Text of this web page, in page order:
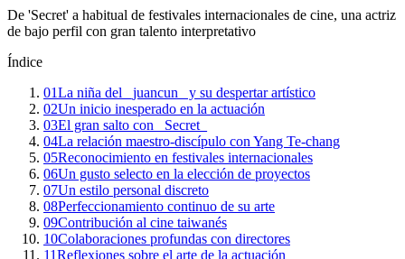
De 'Secret' a habitual de festivales internacionales de cine, una actriz
de bajo perfil con gran talento interpretativo
Índice
01La niña del _juancun_ y su despertar artístico
02Un inicio inesperado en la actuación
03El gran salto con _Secret_
04La relación maestro-discípulo con Yang Te-chang
05Reconocimiento en festivales internacionales
06Un gusto selecto en la elección de proyectos
07Un estilo personal discreto
08Perfeccionamiento continuo de su arte
09Contribución al cine taiwanés
10Colaboraciones profundas con directores
11Reflexiones sobre el arte de la actuación